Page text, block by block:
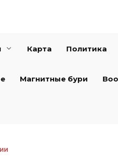
Карта Политика
Магнитные бури